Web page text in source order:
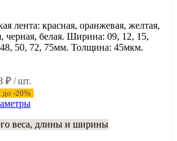
лента: красная, оранжевая, желтая,
черная, белая. Ширина: 09, 12, 15,
50, 72, 75мм. Толщина: 45мкм.
₽Диапазон
цен:
14,64 ₽
72,83 ₽
/ шт.
до -20%
Этот
имеет